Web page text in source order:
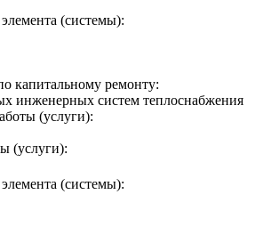
(системы):
капитальному ремонту:
инженерных систем теплоснабжения
(услуги):
(услуги):
(системы):